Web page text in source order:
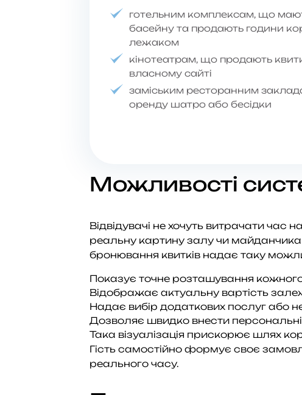
готельним комплексам, що
басейну та продають години
лежаком
кінотеатрам, що продають
власному сайті
заміським ресторанним
оренду шатро або бесідки
Можливості
Відвідувачі не хочуть витрачати час
реальну картину залу чи
бронювання квитків надає таку
Показує точне розташування
Відображає актуальну вартість
Надає вибір додаткових послуг або
Дозволяє швидко внести
Така візуалізація прискорює шлях
Гість самостійно формує своє
реального часу.